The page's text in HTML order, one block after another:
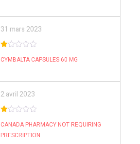
5
31 mars 2023
ou
5
CYMBALTA CAPSULES 60 MG
2 avril 2023
ou
t
of
CANADA PHARMACY NOT REQUIRING
PRESCRIPTION